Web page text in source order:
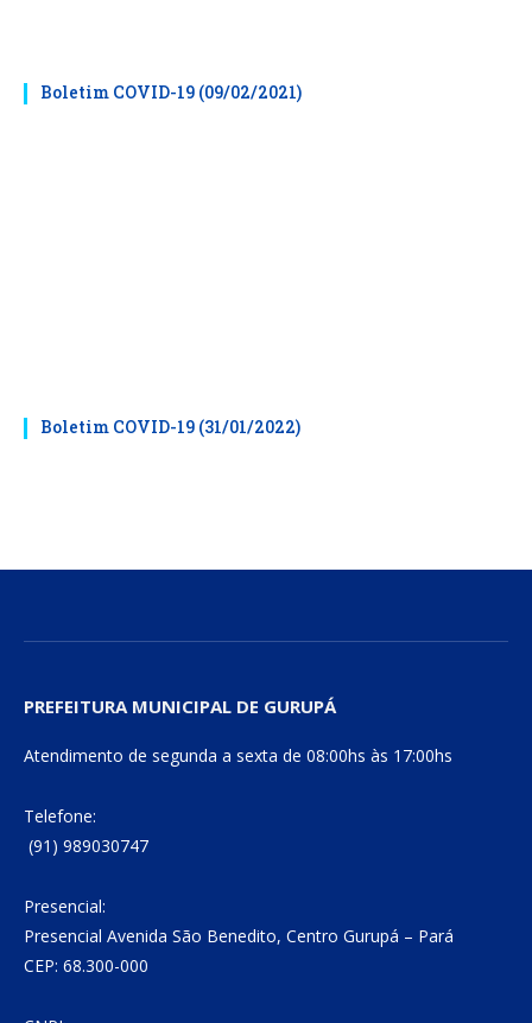
Boletim COVID-19 (09/02/2021)
Boletim COVID-19 (31/01/2022)
PREFEITURA MUNICIPAL DE GURUPÁ
Atendimento de segunda a sexta de 08:00hs às 17:00hs
Telefone:
(91) 989030747
Presencial:
Presencial Avenida São Benedito, Centro Gurupá – Pará
CEP: 68.300-000